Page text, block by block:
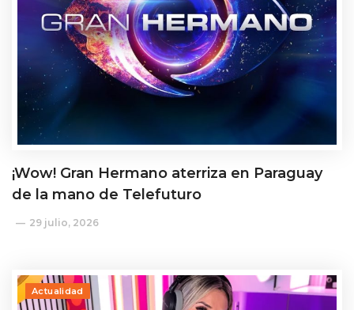
¡Wow! Gran Hermano aterriza en Paraguay
de la mano de Telefuturo
29 julio, 2026
Actualidad